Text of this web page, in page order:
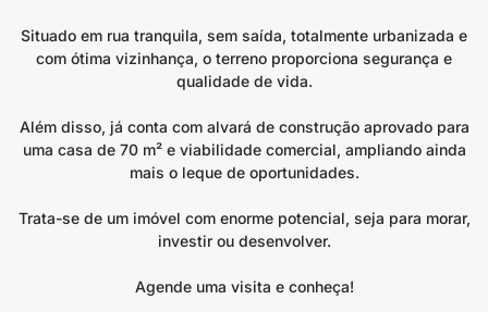
Situado em rua tranquila, sem saída, totalmente urbanizada e
com ótima vizinhança, o terreno proporciona segurança e
qualidade de vida.
Além disso, já conta com alvará de construção aprovado para
uma casa de 70 m² e viabilidade comercial, ampliando ainda
mais o leque de oportunidades.
Trata-se de um imóvel com enorme potencial, seja para morar,
investir ou desenvolver.
Agende uma visita e conheça!